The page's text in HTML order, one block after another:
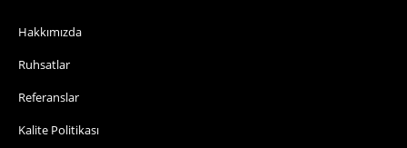
Hakkımızda
Ruhsatlar
Referanslar
Kalite Politikası